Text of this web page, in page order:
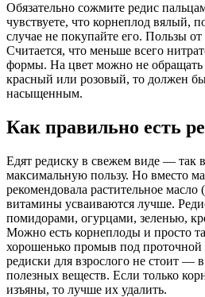
Обязательно сожмите редис
чувствуете, что корнеплод вялый,
случае не покупайте его. Пользы от
Считается, что меньше всего
формы. На цвет можно не обращать
красный или розовый, то должен
насыщенным.
Как правильно есть
Едят редиску в свежем виде — так
максимальную пользу. Но вместо
рекомендовала растительное
витамины усваиваются лучше.
помидорами, огурцами, зеленью,
Можно есть корнеплоды и просто
хорошенько промыв под
редиски для взрослого не стоит —
полезных веществ. Если только
изъяны, то лучше их удалить.